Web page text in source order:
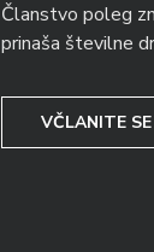
Članstvo poleg
prinaša številne
VČLANITE SE